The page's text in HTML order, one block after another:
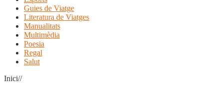
Guies de Viatge
Literatura de Viatges
Manualitats
Multimèdia
Poesia
Regal
Salut
Inici//